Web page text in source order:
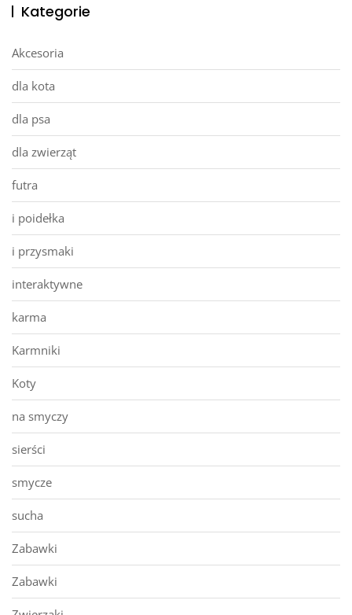
Kategorie
Akcesoria
dla kota
dla psa
dla zwierząt
futra
i poidełka
i przysmaki
interaktywne
karma
Karmniki
Koty
na smyczy
sierści
smycze
sucha
Zabawki
Zabawki